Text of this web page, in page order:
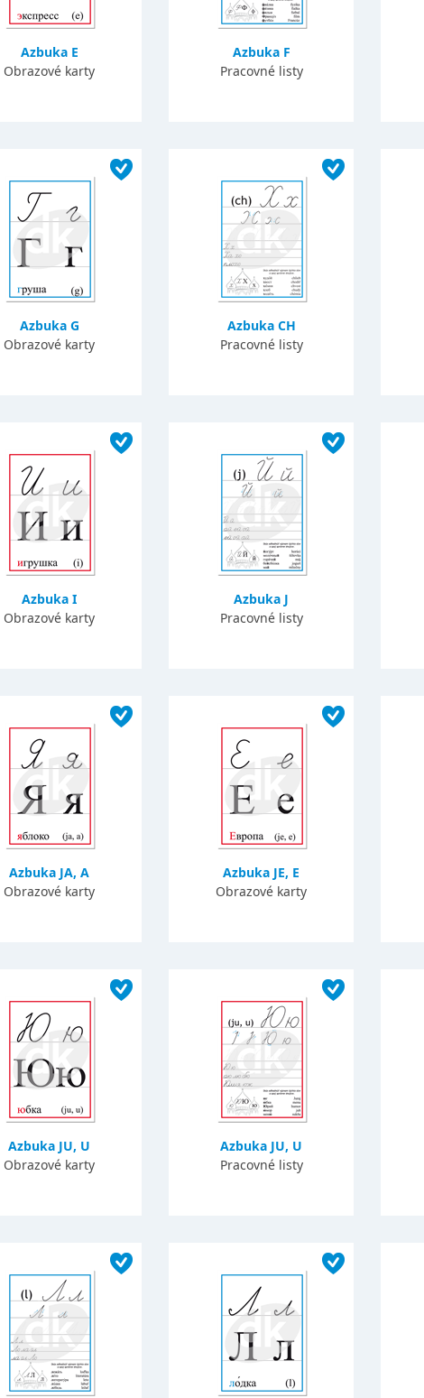
Azbuka E
Obrazové karty
Azbuka F
Pracovné listy
Azbuka G
Obrazové karty
Azbuka CH
Pracovné listy
Azbuka I
Obrazové karty
Azbuka J
Pracovné listy
Azbuka JA, A
Obrazové karty
Azbuka JE, E
Obrazové karty
Azbuka JU, U
Obrazové karty
Azbuka JU, U
Pracovné listy